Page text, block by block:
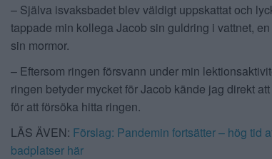
– Själva isvaksbadet blev väldigt uppskattat och
tappade min kollega Jacob sin guldring i vattnet,
sin mormor.
– Eftersom ringen försvann under min
ringen betyder mycket för Jacob kände jag direkt
för att försöka hitta ringen.
LÄS ÄVEN: Förslag: Pandemin fortsätter – hög tid
badplatser här